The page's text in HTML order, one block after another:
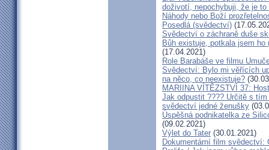
doživotí, nepochybuji, že je
Náhody nebo Boží
Posedlá (svědectví)
Svědectví o záchraně duše
Bůh existuje, potkala jsem
(17.04.2021)
Role Barabáše ve filmu
Svědectví: Bylo mi věřících
na něco, co neexistuje?
MARIINA VÍTĚZSTVÍ 37:
Jak odpustit ???? Určitě s
svědectví jedné ženušky
Úspěšná podnikatelka ze
(09.02.2021)
Výlet do Tater (30.01.2021)
Dokumentární film